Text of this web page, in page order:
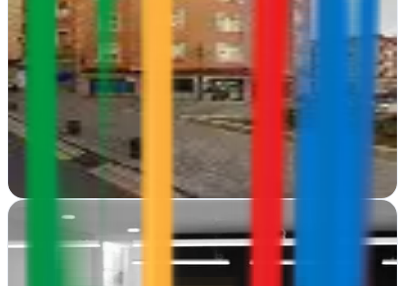
posicionamiento web
Bilbao, Vizcaya
LANBRO STUDIO crea webs que posicionan tu marca en Bilbao.
Diseño gráfico, estrategia digital y consultoría para empresas que
quieren crecer online
Ver ficha completa
Bilbao, Vizcaya